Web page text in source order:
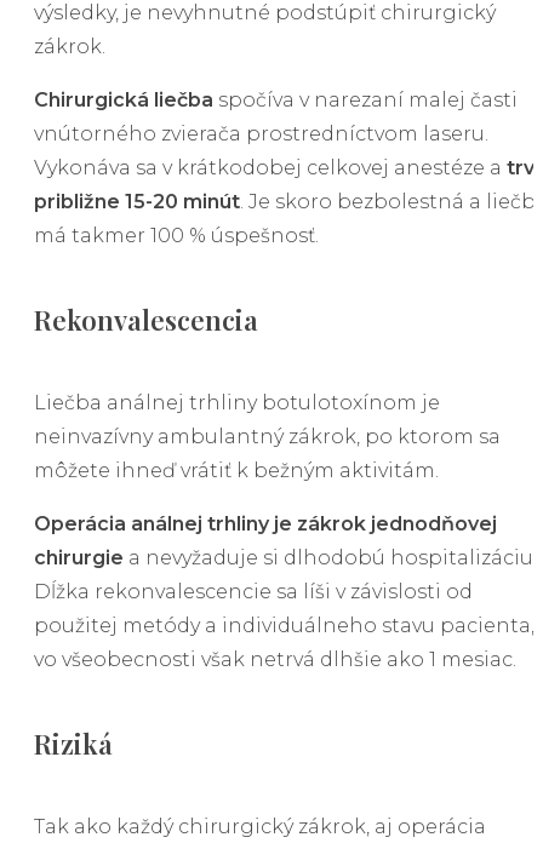
výsledky, je nevyhnutné podstúpiť chirurgický
zákrok.
Chirurgická liečba spočíva v narezaní malej časti
vnútorného zvierača prostredníctvom laseru.
Vykonáva sa v krátkodobej celkovej anestéze a
približne 15-20 minút. Je skoro bezbolestná a
má takmer 100 % úspešnosť.
Rekonvalescencia
Liečba análnej trhliny botulotoxínom je
neinvazívny ambulantný zákrok, po ktorom sa
môžete ihneď vrátiť k bežným aktivitám.
Operácia análnej trhliny je zákrok jednodňovej
chirurgie a nevyžaduje si dlhodobú hospitalizáciu.
Dĺžka rekonvalescencie sa líši v závislosti od
použitej metódy a individuálneho stavu pacienta,
vo všeobecnosti však netrvá dlhšie ako 1 mesiac.
Riziká
Tak ako každý chirurgický zákrok, aj operácia